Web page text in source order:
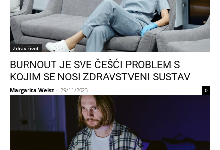
Zdrav život
BURNOUT JE SVE ČEŠĆI PROBLEM S
KOJIM SE NOSI ZDRAVSTVENI SUSTAV
Margarita Weisz - 29/11/2023 0